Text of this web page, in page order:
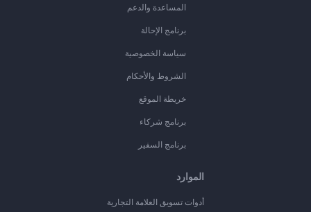
المساعدة والدعم
برنامج الإحالة
سياسة الخصوصية
الشروط والأحكام
خريطة الموقع
برنامج شركاء
برنامج السفير
الموارد
أدوات تسويق العلامة التجارية